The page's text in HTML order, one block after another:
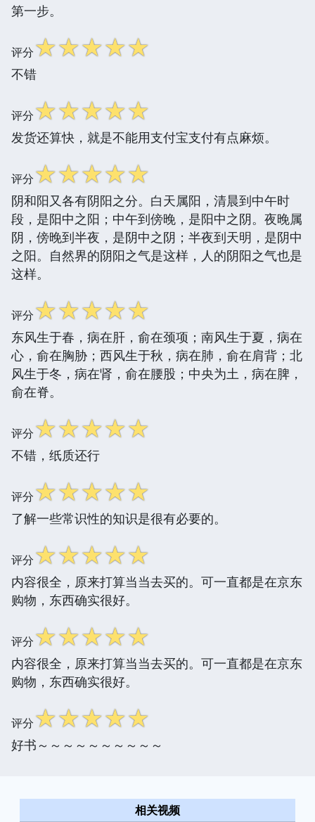
第一步。
评分☆☆☆☆☆
不错
评分☆☆☆☆☆
发货还算快，就是不能用支付宝支付有点麻烦。
评分☆☆☆☆☆
阴和阳又各有阴阳之分。白天属阳，清晨到中午时
段，是阳中之阳；中午到傍晚，是阳中之阴。夜晚属
阴，傍晚到半夜，是阴中之阴；半夜到天明，是阴中
之阳。自然界的阴阳之气是这样，人的阴阳之气也是
这样。
评分☆☆☆☆☆
东风生于春，病在肝，俞在颈项；南风生于夏，病在
心，俞在胸胁；西风生于秋，病在肺，俞在肩背；北
风生于冬，病在肾，俞在腰股；中央为土，病在脾，
俞在脊。
评分☆☆☆☆☆
不错，纸质还行
评分☆☆☆☆☆
了解一些常识性的知识是很有必要的。
评分☆☆☆☆☆
内容很全，原来打算当当去买的。可一直都是在京东
购物，东西确实很好。
评分☆☆☆☆☆
内容很全，原来打算当当去买的。可一直都是在京东
购物，东西确实很好。
评分☆☆☆☆☆
好书～～～～～～～～～～
相关视频